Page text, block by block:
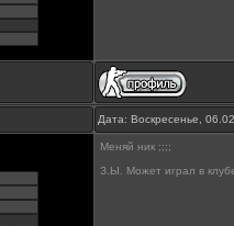
Дата: Воскресенье,
Меняй ник ;;;;
З.Ы. Может играл в